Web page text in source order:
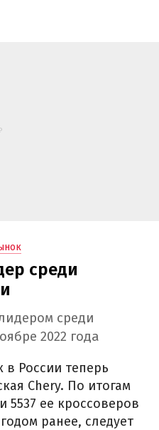
среди
среди
2022 года
России теперь
Chery. По итогам
5537 ее кроссоверов
ранее, следует